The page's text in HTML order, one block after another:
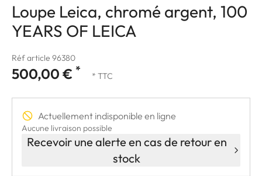
Loupe Leica, chromé argent, 100
YEARS OF LEICA
Réf article 96380
500,00 € * * TTC
Actuellement indisponible en ligne
Aucune livraison possible
Recevoir une alerte en cas de retour en
stock